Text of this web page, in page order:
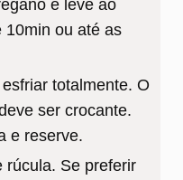
e leve ao
10min ou até as
totalmente. O
ser crocante.
e reserve.
rúcula. Se preferir